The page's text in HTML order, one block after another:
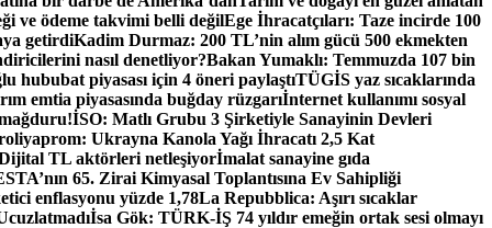
ve ödeme takvimi belli değilEge İhracatçıları: Taze incirde 100
getirdiKadim Durmaz: 200 TL’nin alım gücü 500 ekmekten
nasıl denetliyor?Bakan Yumaklı: Temmuzda 107 bin
hububat piyasası için 4 öneri paylaştıTÜGİS yaz sıcaklarında
emtia piyasasında buğday rüzgarıİnternet kullanımı sosyal
İSO: Matlı Grubu 3 Şirketiyle Sanayinin Devleri
Ukrayna Kanola Yağı İhracatı 2,5 Kat
TL aktörleri netleşiyorİmalat sanayine gıda
65. Zirai Kimyasal Toplantısına Ev Sahipliği
enflasyonu yüzde 1,78La Repubblica: Aşırı sıcaklar
İsa Gök: TÜRK-İŞ 74 yıldır emeğin ortak sesi olmayı